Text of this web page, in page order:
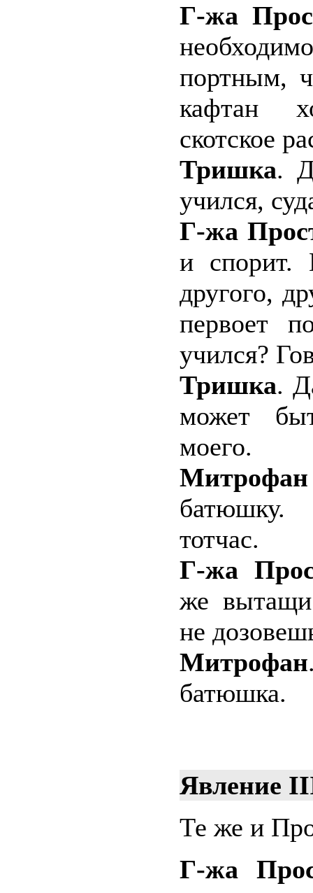
Г-жа
портным,
кафтан
скотское
Тришка.
учился,
Г-жа
и спорит.
другого,
первоет
учился?
Тришка.
может
моего.
Митрофан
батюшку.
тотчас.
Г-жа
же
не
Митрофан
батюшка.
Явление
Те же и
Г-жа